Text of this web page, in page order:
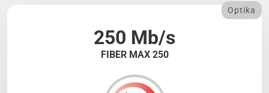
250 Mb/s
FIBER MAX 250
Optika